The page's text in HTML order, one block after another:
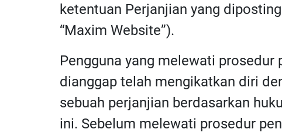
ketentuan Perjanjian yang
“Maxim Website”).
Pengguna yang melewati
dianggap telah mengikatkan diri
sebuah perjanjian berdasarkan
ini. Sebelum melewati prosedur